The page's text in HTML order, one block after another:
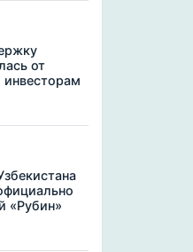
от
инвесторам
«Рубин»